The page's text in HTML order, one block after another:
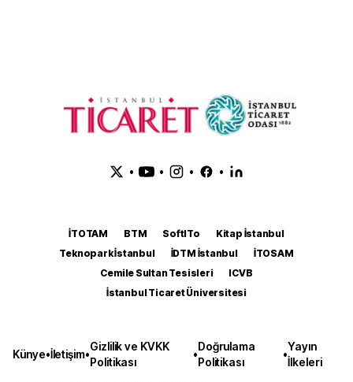
• • • •
İTOTAM BTM SoftITo
Kitap İstanbul
Teknopark İstanbul
İDTM İstanbul
İTOSAM
Cemile Sultan Tesisleri
ICVB
İstanbul Ticaret Üniversitesi
Künye•İletişim•
Gizlilik ve KVKK
Politikası
•
Doğrulama
Politikası
•
Yayın
İlkeleri